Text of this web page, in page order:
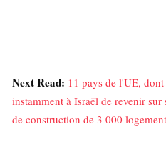
Next Read: 11 pays de l'UE,
instamment à Israël de revenir
de construction de 3 000